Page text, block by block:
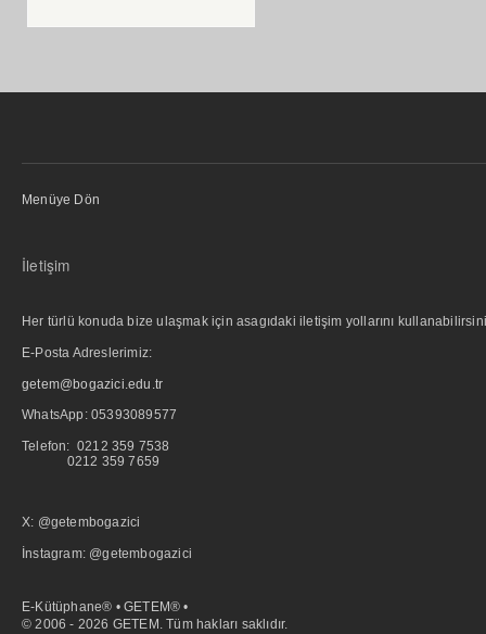
Menüye Dön
İletişim
Her türlü konuda bize ulaşmak için asagıdaki iletişim yollarını
E-Posta Adreslerimiz:
getem@bogazici.edu.tr
WhatsApp: 05393089577
Telefon: 0212 359 7538
0212 359 7659
X: @getembogazici
İnstagram: @getembogazici
E-Kütüphane® • GETEM® •
© 2006 - 2026 GETEM. Tüm hakları saklıdır.